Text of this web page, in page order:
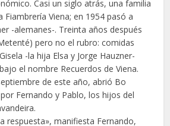
Casi un siglo atrás, una familia
Fiambrería Viena; en 1954 pasó a
-alemanes-. Treinta años después
pero no el rubro: comidas
-la hija Elsa y Jorge Hauzner-
el nombre Recuerdos de Viena.
de este año, abrió Bo
Fernando y Pablo, los hijos del
respuesta», manifiesta Fernando,